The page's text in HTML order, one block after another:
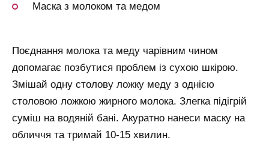
Маска з молоком та медом
Поєднання молока та меду чарівним чином
допомагає позбутися проблем із сухою шкірою.
Змішай одну столову ложку меду з однією
столовою ложкою жирного молока. Злегка підігрій
суміш на водяній бані. Акуратно нанеси маску на
обличчя та тримай 10-15 хвилин.